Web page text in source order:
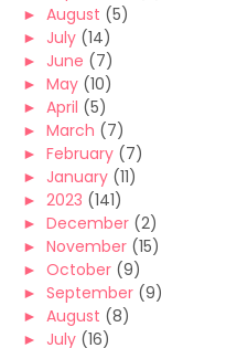
► August (5)
► July (14)
► June (7)
► May (10)
► April (5)
► March (7)
► February (7)
► January (11)
► 2023 (141)
► December (2)
► November (15)
► October (9)
► September (9)
► August (8)
► July (16)